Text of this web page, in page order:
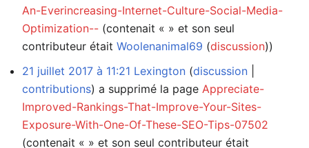
An-Everincreasing-Internet-Culture-Social-Media-
Optimization-- (contenait « » et son seul
contributeur était Woolenanimal69 (discussion))
21 juillet 2017 à 11:21 Lexington discussion
contributions a supprimé la page Appreciate-
Improved-Rankings-That-Improve-Your-Sites-
Exposure-With-One-Of-These-SEO-Tips-07502
(contenait « » et son seul contributeur était